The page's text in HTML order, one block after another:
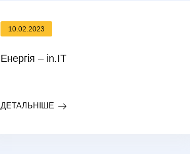
10.02.2023
Енергія – in.IT
ДЕТАЛЬНІШЕ